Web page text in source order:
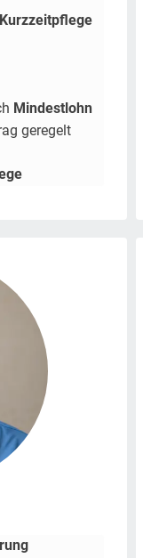
Kurzzeitpflege
Mindestlohn
geregelt